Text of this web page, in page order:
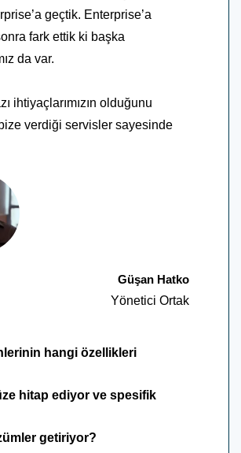
geçtik. Enterprise’a
fark ettik ki başka
da var.
ihtiyaçlarımızın olduğunu
verdiği servisler sayesinde
Güşan Hatko
Yönetici Ortak
hangi özellikleri
hitap ediyor ve spesifik
getiriyor?